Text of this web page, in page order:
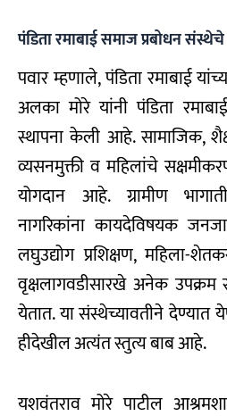
पंडिता रमाबाई समाज प्रबोधन
पवार म्हणाले, पंडिता रमाबाई
अलका मोरे यांनी पंडिता
स्थापना केली आहे. सामाजिक,
व्यसनमुक्ती व महिलांचे
योगदान आहे. ग्रामीण
नागरिकांना कायदेविषयक
लघुउद्योग प्रशिक्षण, महिला-
वृक्षलागवडीसारखे अनेक उपक्रम
येतात. या संस्थेच्यावतीने देण्यात
हीदेखील अत्यंत स्तुत्य बाब आहे.
यशवंतराव मोरे पाटील